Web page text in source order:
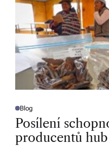
P
O
T
E
D
Blog
Posílení
producentů